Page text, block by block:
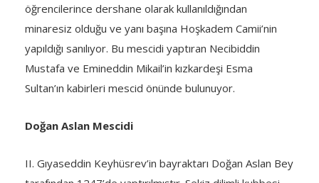
öğrencilerince dershane olarak kullanıldığından
minaresiz olduğu ve yanı başına Hoşkadem Camii’nin
yapıldığı sanılıyor. Bu mescidi yaptıran Necibiddin
Mustafa ve Emineddin Mikail’in kızkardeşi Esma
Sultan’ın kabirleri mescid önünde bulunuyor.
Doğan Aslan Mescidi
II. Gıyaseddin Keyhüsrev’in bayraktarı Doğan Aslan Bey